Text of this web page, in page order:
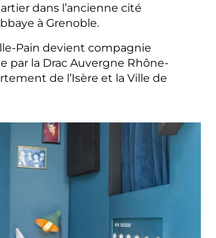
dans l’ancienne cité
à Grenoble.
Pain devient compagnie
par la Drac Auvergne Rhône-
de l’Isère et la Ville de